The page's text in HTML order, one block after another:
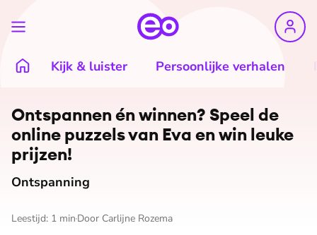
Kijk & luister Persoonlijke verhalen
©Eva puzzels
Ontspannen én winnen? Speel de
online puzzels van Eva en win leuke
prijzen!
Ontspanning
Leestijd: 1 min Door Carlijne Rozema